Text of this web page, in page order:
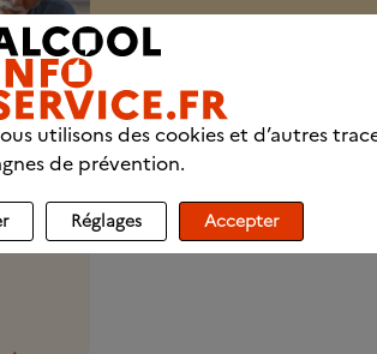
utilisons des cookies et d’autres
de prévention.
Réglages Accepter